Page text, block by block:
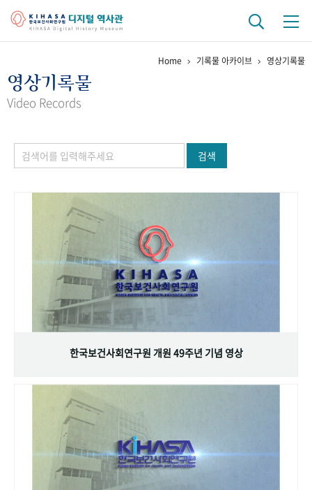
걸어온 길 기관 변천사
정책과 연구 키워드로 보는 연구 역사
연구자들
기록물 아카이브
사진 아카이브 문서 기록물 행정박물 영상 기록물
주년 기념
성과 50선 숫자로 보는 50년
VR 역사관
Home 기록물 아카이브 영상기록물
영상기록물
Video Records
검색
한국보건사회연구원 개원 49주년 기념 영상